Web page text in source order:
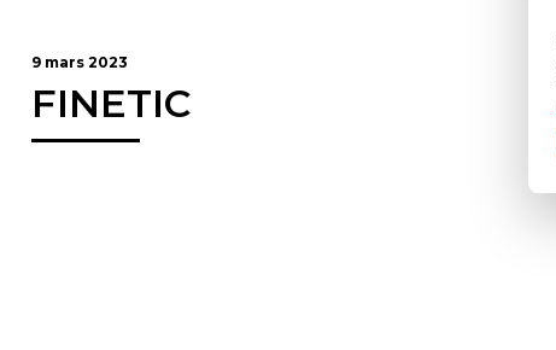
9 mars 2023
FINETIC